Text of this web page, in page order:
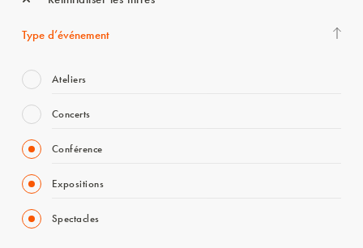
Type d’événement
Ateliers
Concerts
Conférence
Expositions
Spectacles